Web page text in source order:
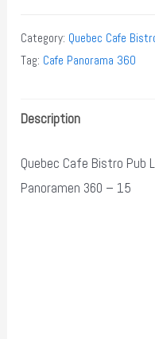
Category: Quebec Cafe
Tag: Cafe Panorama 360
Description
Quebec Cafe Bistro Pub
Panoramen 360 – 15